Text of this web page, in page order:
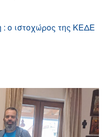
ο ιστοχώρος της ΚΕΔΕ